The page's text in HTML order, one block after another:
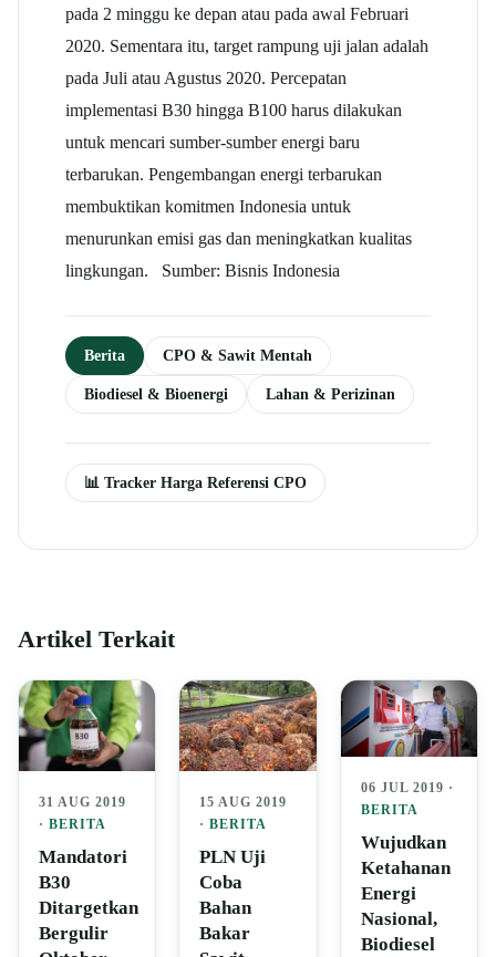
pada 2 minggu ke depan atau pada awal Februari
2020. Sementara itu, target rampung uji jalan adalah
pada Juli atau Agustus 2020. Percepatan
implementasi B30 hingga B100 harus dilakukan
untuk mencari sumber-sumber energi baru
terbarukan. Pengembangan energi terbarukan
membuktikan komitmen Indonesia untuk
menurunkan emisi gas dan meningkatkan kualitas
lingkungan. Sumber: Bisnis Indonesia
Berita CPO & Sawit Mentah
Biodiesel & Bioenergi Lahan & Perizinan
📊 Tracker Harga Referensi CPO
Artikel Terkait
31 AUG 2019
· BERITA
Mandatori
B30
Ditargetkan
Bergulir
15 AUG 2019
·BERITA
PLN Uji
Coba
Bahan
Bakar
06 JUL 2019 ·
BERITA
Wujudkan
Ketahanan
Energi
Nasional,
Biodiesel